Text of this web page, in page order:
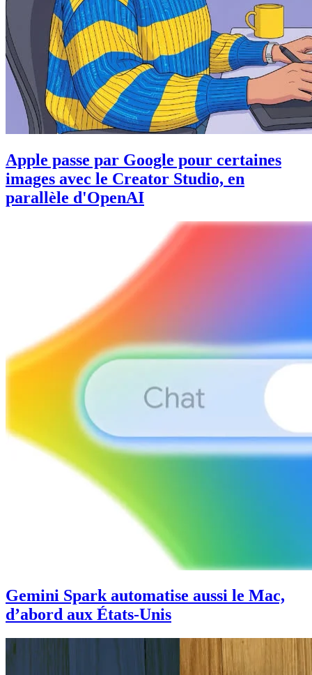
Apple passe par Google pour certaines
images avec le Creator Studio, en
parallèle d'OpenAI
Gemini Spark automatise aussi le Mac,
d’abord aux États-Unis